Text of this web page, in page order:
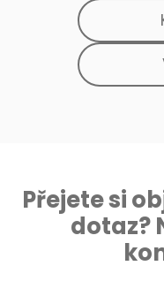
Přejete si
dotaz?